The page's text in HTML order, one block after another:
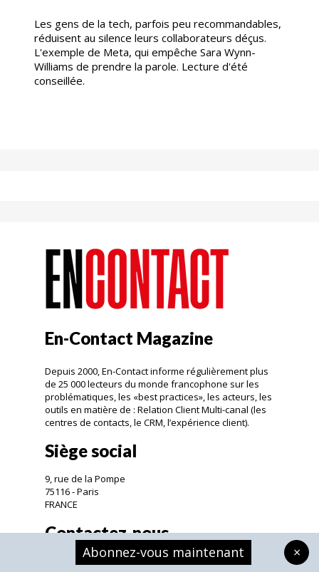
Les gens de la tech, parfois peu recommandables,
réduisent au silence leurs collaborateurs déçus.
L'exemple de Meta, qui empêche Sara Wynn-
Williams de prendre la parole. Lecture d'été
conseillée.
En-Contact Magazine
Depuis 2000, En-Contact informe régulièrement plus
de 25 000 lecteurs du monde francophone sur les
problématiques, les «best practices», les acteurs, les
outils en matière de : Relation Client Multi-canal (les
centres de contacts, le CRM, l’expérience client).
Siège social
9, rue de la Pompe
75116 - Paris
FRANCE
Contactez-nous
contact@malpaso.org
Abonnez-vous maintenant ×